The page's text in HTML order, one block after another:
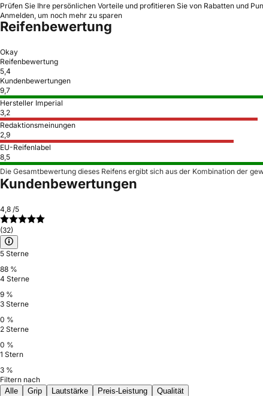
Prüfen Sie Ihre persönlichen Vorteile und profitieren Sie von Rabatten und
Anmelden, um noch mehr zu sparen
Reifenbewertung
Okay
Reifenbewertung
5,4
Kundenbewertungen
9,7
Hersteller Imperial
3,2
Redaktionsmeinungen
2,9
EU-Reifenlabel
8,5
Die Gesamtbewertung dieses Reifens ergibt sich aus der Kombination der
Kundenbewertungen
4,8 /5
(32)
5 Sterne
88 %
4 Sterne
9 %
3 Sterne
0 %
2 Sterne
0 %
1 Stern
3 %
Filtern nach
Alle
Grip Lautstärke Preis-Leistung
Qualität